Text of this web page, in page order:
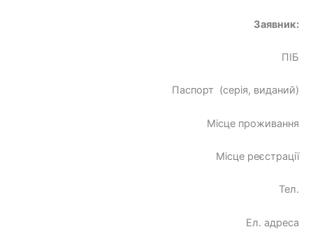
Заявник:
ПІБ
Паспорт (серія, виданий)
Місце проживання
Місце реєстрації
Тел.
Ел. адреса